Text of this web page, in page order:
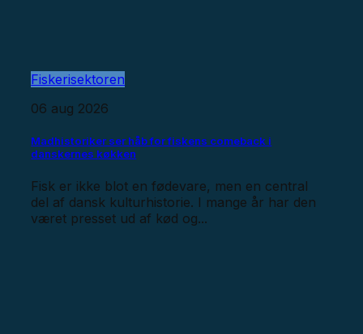
Fiskerisektoren
06 aug 2026
Madhistoriker ser håb for fiskens comeback i
danskernes køkken
Fisk er ikke blot en fødevare, men en central
del af dansk kulturhistorie. I mange år har den
været presset ud af kød og...